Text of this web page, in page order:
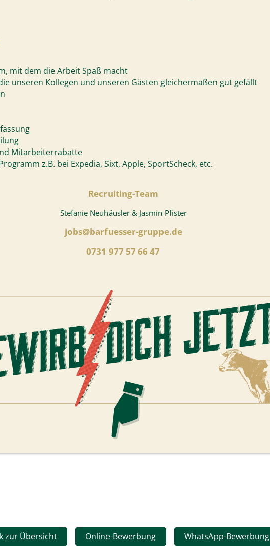
mit dem die Arbeit Spaß macht
unseren Kollegen und unseren Gästen gleichermaßen gut gefällt
Mitarbeiterrabatte
z.B. bei Expedia, Sixt, Apple, SportScheck, etc.
Recruiting-Team
Stefanie Neuhäusler & Jasmin Pfister
jobs@barfuesser-gruppe.de
0731 977 57 66 47
zur Übersicht Online-Bewerbung WhatsApp-Bewerbung